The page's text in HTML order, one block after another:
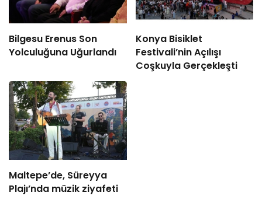
Bilgesu Erenus Son
Yolculuğuna Uğurlandı
Konya Bisiklet
Festivali’nin Açılışı
Coşkuyla Gerçekleşti
Maltepe’de, Süreyya
Plajı’nda müzik ziyafeti